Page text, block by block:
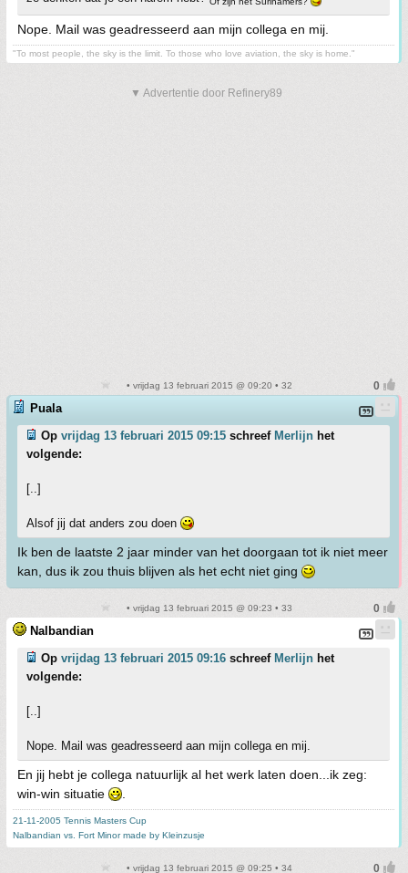
Nope. Mail was geadresseerd aan mijn collega en mij.
"To most people, the sky is the limit. To those who love aviation, the sky is home."
▼ Advertentie door Refinery89
• vrijdag 13 februari 2015 @ 09:20 • 32
Puala
Op vrijdag 13 februari 2015 09:15 schreef Merlijn het
volgende:
[..]
Alsof jij dat anders zou doen
Ik ben de laatste 2 jaar minder van het doorgaan tot ik niet meer
kan, dus ik zou thuis blijven als het echt niet ging
• vrijdag 13 februari 2015 @ 09:23 • 33
Nalbandian
Op vrijdag 13 februari 2015 09:16 schreef Merlijn het
volgende:
[..]
Nope. Mail was geadresseerd aan mijn collega en mij.
En jij hebt je collega natuurlijk al het werk laten doen...ik zeg:
win-win situatie
.
21-11-2005 Tennis Masters Cup
Nalbandian vs. Fort Minor made by Kleinzusje
• vrijdag 13 februari 2015 @ 09:25 • 34